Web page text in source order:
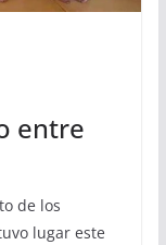
entre
de los
lugar este